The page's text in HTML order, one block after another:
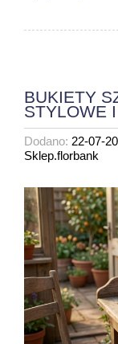
BUKIETY
STYLOWE
Dodano: 22-07-
Sklep.florbank